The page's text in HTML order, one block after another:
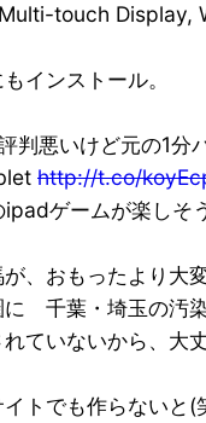
touch Display,
インストール。
判悪いけど元の1分
http://t.co/
ゲームが楽しそ
、おもったより大
に 千葉・埼玉の汚
ていないから、大
トでも作らないと(